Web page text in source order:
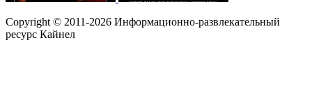
Copyright © 2011-2026 Информационно-развлекательный
ресурс Кайнел